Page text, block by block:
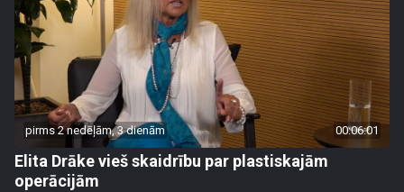
pirms 2 nedēļām, 3 dienām 00:06:01
Elita Drāke vieš skaidrību par plastiskajām
operācijām